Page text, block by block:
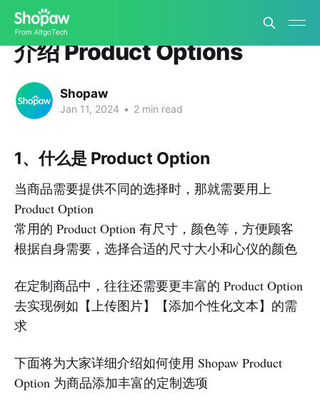
介绍 Product Options
Shopaw
Jan 11, 2024 • 2 min read
1、什么是 Product Option
当商品需要提供不同的选择时，那就需要用上
Product Option
常用的 Product Option 有尺寸，颜色等，方便顾客
根据自身需要，选择合适的尺寸大小和心仪的颜色
在定制商品中，往往还需要更丰富的 Product Option
去实现例如【上传图片】【添加个性化文本】的需
求
下面将为大家详细介绍如何使用 Shopaw Product
Option 为商品添加丰富的定制选项